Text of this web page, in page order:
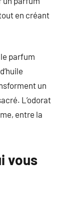
en créant
parfum
un
L’odorat
entre la
vous